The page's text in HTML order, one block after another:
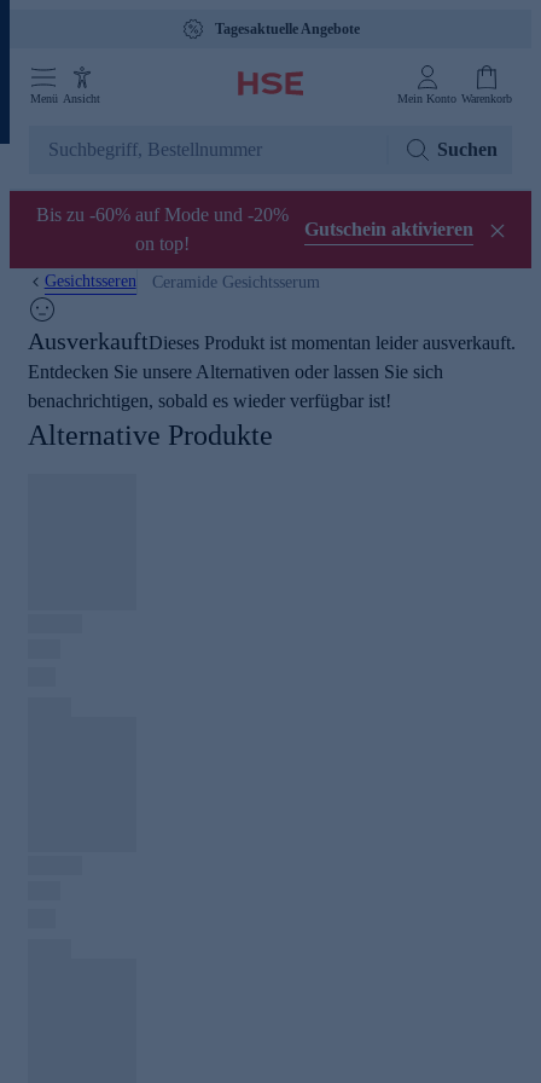
Tagesaktuelle Angebote
Menü Ansicht Mein Konto Warenkorb
Suchen
Bis zu -60% auf Mode und -20%
on top!
Gutschein aktivieren
Gesichtsseren Ceramide Gesichtsserum
AusverkauftDieses Produkt ist momentan leider ausverkauft.
Entdecken Sie unsere Alternativen oder lassen Sie sich
benachrichtigen, sobald es wieder verfügbar ist!
Alternative Produkte